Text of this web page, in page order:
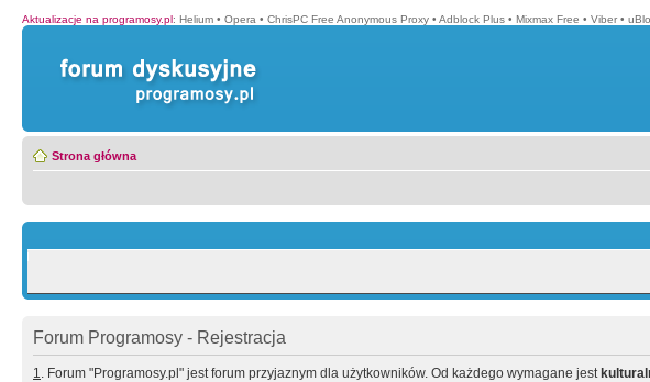
Aktualizacje na programosy.pl: Helium • Opera • ChrisPC Free Anonymous Proxy • Adblock Plus • Mixmax Free • Viber •
Strona główna
Forum Programosy - Rejestracja
1. Forum "Programosy.pl" jest forum przyjaznym dla użytkowników. Od każdego wymagane jest